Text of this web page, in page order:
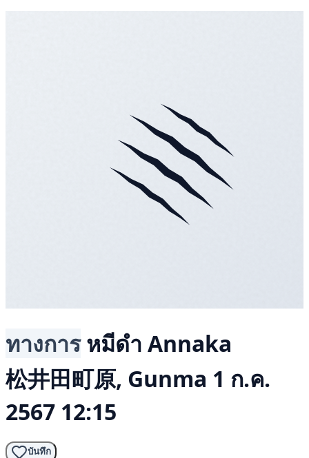
ทางการ หมีดำ Annaka
松井田町原, Gunma 1 ก.ค.
2567 12:15
บันทึก